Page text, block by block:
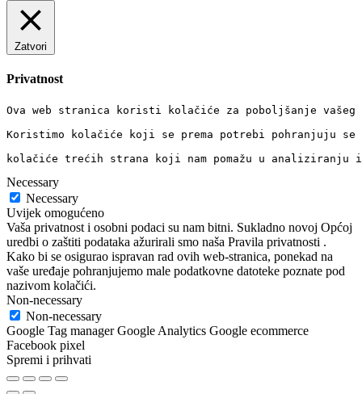
Zatvori
Privatnost
Ova web stranica koristi kolačiće za poboljšanje
Koristimo kolačiće koji se prema potrebi pohranjuju
kolačiće trećih strana koji nam pomažu u
Necessary
Necessary
Uvijek omogućeno
Vaša privatnost i osobni podaci su nam bitni. Sukladno novoj Općoj
uredbi o zaštiti podataka ažurirali smo naša Pravila privatnosti .
Kako bi se osigurao ispravan rad ovih web-stranica, ponekad na
vaše uređaje pohranjujemo male podatkovne datoteke poznate pod
nazivom kolačići.
Non-necessary
Non-necessary
Google Tag manager Google Analytics Google ecommerce
Facebook pixel
Spremi i prihvati